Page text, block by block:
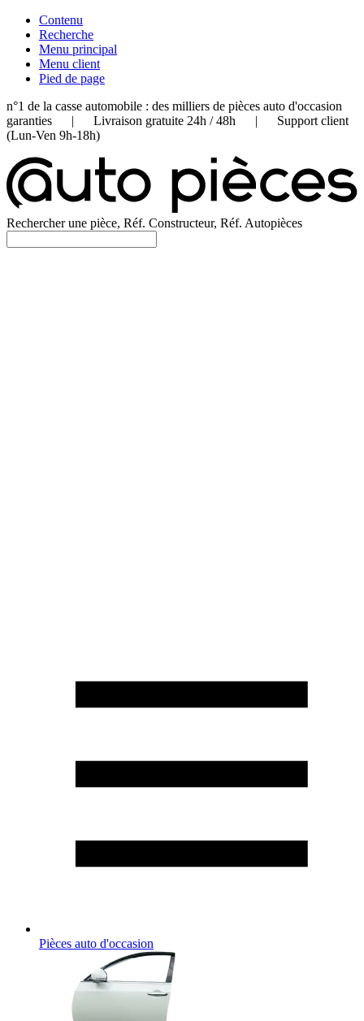
Contenu
Recherche
Menu principal
Menu client
Pied de page
n°1 de la casse automobile : des milliers de pièces auto d'occasion
garanties | Livraison gratuite 24h / 48h | Support client
(Lun-Ven 9h-18h)
Rechercher une pièce, Réf. Constructeur, Réf. Autopièces
Pièces auto d'occasion